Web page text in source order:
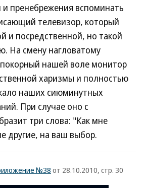
пренебрежения вспоминать
телевизор, который
и посредственной, но такой
На смену нагловатому
нашей воле монитор
харизмы и полностью
наших сиюминутных
При случае оно с
три слова: "Как мне
другие, на ваш выбор.
№38 от 28.10.2010, стр. 30